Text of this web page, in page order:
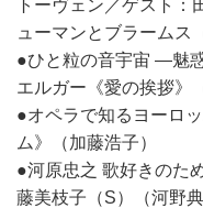
トーヴェン／ゲスト
ューマンとブラームス
●ひと粒の音宇宙 ―魅
エルガー《愛の挨拶》
●オペラで知るヨーロ
ム》（加藤浩子）
●河原忠之 歌好きのた
藤美枝子（S）（河野典